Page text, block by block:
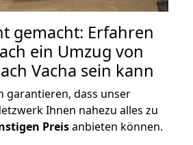
gemacht: Erfahren
ein Umzug von
Vacha sein kann
garantieren, dass unser
Ihnen nahezu alles zu
Preisanbieten können.